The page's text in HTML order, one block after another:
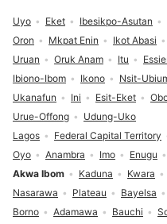
Lagos Federal Capital Territory
Oyo
Anambra Imo Enugu
Akwa Ibom
Kaduna Kwara
Nasarawa
Plateau Bayelsa
Borno
Adamawa Bauchi
Uyo Eket Ibesikpo-Asutan
Oron
Mkpat Enin Ikot Abasi
Uruan
Oruk Anam Itu
Ibiono-Ibom
Ikono Nsit-
Ukanafun
Ini Esit-Eket
Urue-Offong
Udung-Uko